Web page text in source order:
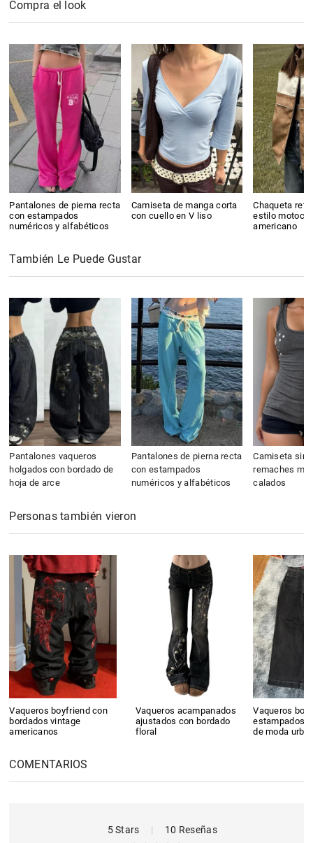
Compra el look
Pantalones de pierna recta
con estampados
numéricos y alfabéticos
Camiseta de manga corta
con cuello en V liso
Chaqueta
estilo
americano
También Le Puede Gustar
Pantalones vaqueros
holgados con bordado de
hoja de arce
Pantalones de pierna recta
con estampados
numéricos y alfabéticos
Camiseta sin
remaches
calados
Personas también vieron
Vaqueros boyfriend con
bordados vintage
americanos
Vaqueros acampanados
ajustados con bordado
floral
Vaqueros
estampados
de moda
COMENTARIOS
5 Stars | 10 Reseñas